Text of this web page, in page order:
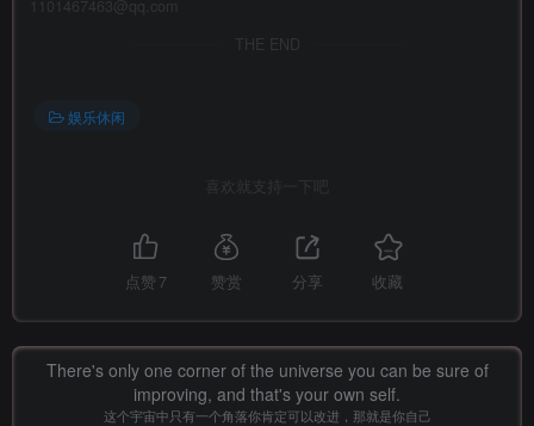
1101467463@qq.com
THE END
娱乐休闲
喜欢就支持一下吧
点赞 7 赞赏 分享 收藏
There's only one corner of the universe you can be sure of
improving, and that's your own self.
这个宇宙中只有一个角落你肯定可以改进，那就是你自己